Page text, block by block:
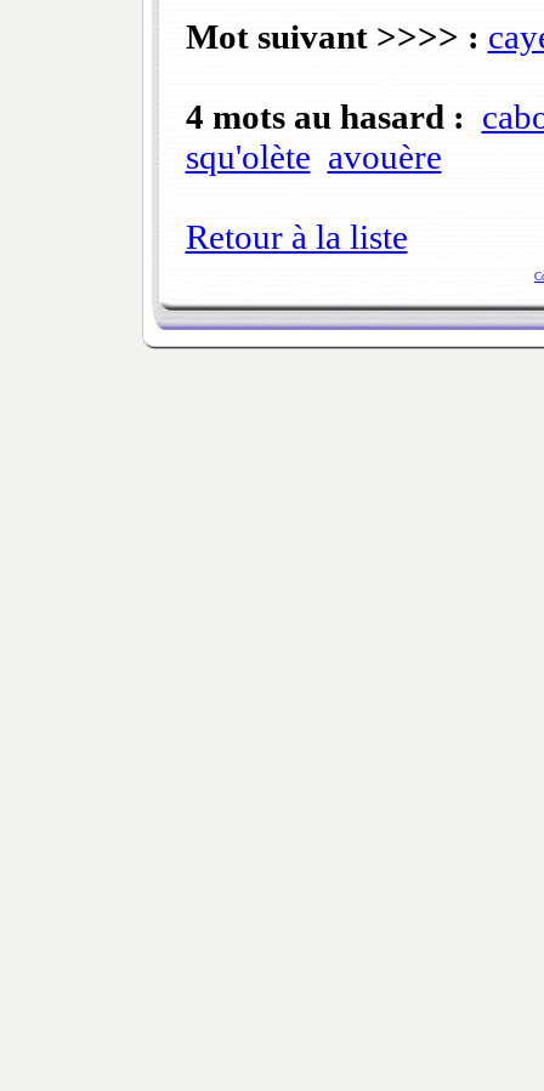
Mot suivant >>>> :
4 mots au hasard :
squ'olète avouère
Retour à la liste